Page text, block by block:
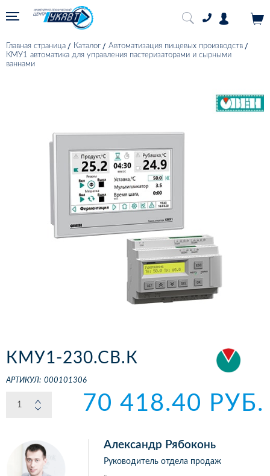
Главная страница Каталог
Автоматизация пищевых производств
КМУ1 автоматика для управления пастеризаторами и сырными
ваннами
КМУ1-230.СВ.К
АРТИКУЛ: 000101306
70 418.40 РУБ.
Александр Рябоконь
Руководитель отдела продаж